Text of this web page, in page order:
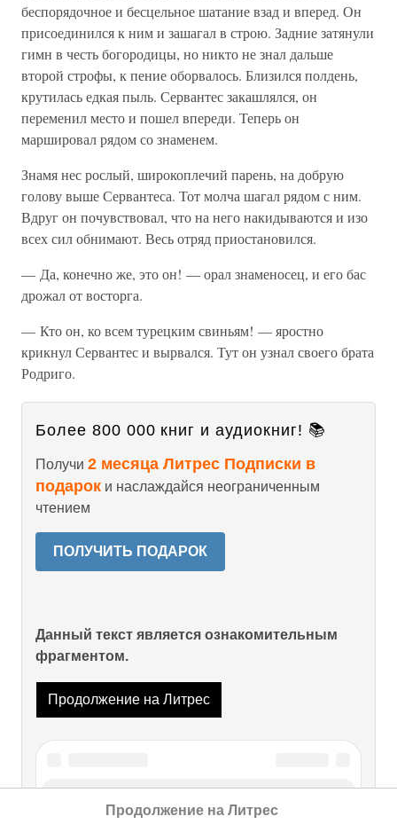
беспорядочное и бесцельное шатание взад и вперед. Он
присоединился к ним и зашагал в строю. Задние затянули
гимн в честь богородицы, но никто не знал дальше
второй строфы, к пение оборвалось. Близился полдень,
крутилась едкая пыль. Сервантес закашлялся, он
переменил место и пошел впереди. Теперь он
маршировал рядом со знаменем.
Знамя нес рослый, широкоплечий парень, на добрую
голову выше Сервантеса. Тот молча шагал рядом с ним.
Вдруг он почувствовал, что на него накидываются и изо
всех сил обнимают. Весь отряд приостановился.
— Да, конечно же, это он! — орал знаменосец, и его бас
дрожал от восторга.
— Кто он, ко всем турецким свиньям! — яростно
крикнул Сервантес и вырвался. Тут он узнал своего брата
Родриго.
Более 800 000 книг и аудиокниг! 📚
Получи 2 месяца Литрес Подписки в
подарок и наслаждайся неограниченным
чтением
ПОЛУЧИТЬ ПОДАРОК
Данный текст является ознакомительным
фрагментом.
Продолжение на Литрес
Читайте также
Продолжение на Литрес